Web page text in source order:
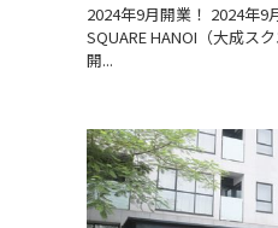
2024年9月開業！ 2024年9
SQUARE HANOI（大成ス
開...